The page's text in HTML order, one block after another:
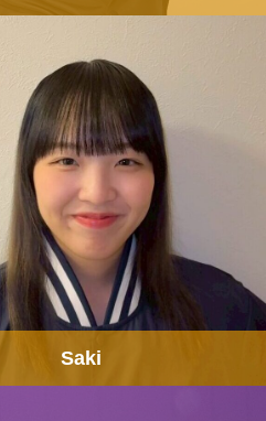
Saki